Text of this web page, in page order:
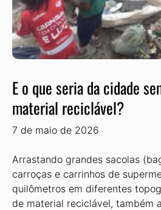
E o que seria da cidade
material reciclável?
7 de maio de 2026
Arrastando grandes sacolas
carroças e carrinhos de
quilômetros em diferentes
de material reciclável, também